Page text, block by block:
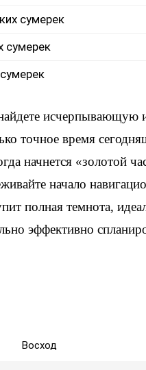
сумерек
сумерек
точное время
начнется
начало
полная темнота,
эффективно
Восход